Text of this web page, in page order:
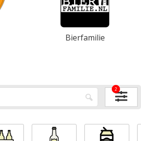
Bierfamilie
2